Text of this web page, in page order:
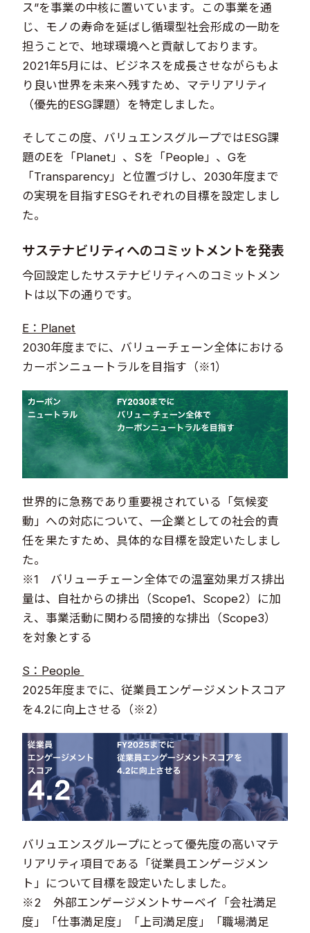
ス”を事業の中核に置いています。この事業を通
じ、モノの寿命を延ばし循環型社会形成の一助を
担うことで、地球環境へと貢献しております。
2021年5月には、ビジネスを成長させながらもよ
り良い世界を未来へ残すため、マテリアリティ
（優先的ESG課題）を特定しました。
そしてこの度、バリュエンスグループではESG課
題のEを「Planet」、Sを「People」、Gを
「Transparency」と位置づけし、2030年度まで
の実現を目指すESGそれぞれの目標を設定しまし
た。
サステナビリティへのコミットメントを発表
今回設定したサステナビリティへのコミットメン
トは以下の通りです。
E：Planet
2030年度までに、バリューチェーン全体における
カーボンニュートラルを目指す（※1）
世界的に急務であり重要視されている「気候変
動」への対応について、一企業としての社会的責
任を果たすため、具体的な目標を設定いたしまし
た。
※1 バリューチェーン全体での温室効果ガス排出
量は、自社からの排出（Scope1、Scope2）に加
え、事業活動に関わる間接的な排出（Scope3）
を対象とする
S：People
2025年度までに、従業員エンゲージメントスコア
を4.2に向上させる（※2）
バリュエンスグループにとって優先度の高いマテ
リアリティ項目である「従業員エンゲージメン
ト」について目標を設定いたしました。
※2 外部エンゲージメントサーベイ「会社満足
度」「仕事満足度」「上司満足度」「職場満足